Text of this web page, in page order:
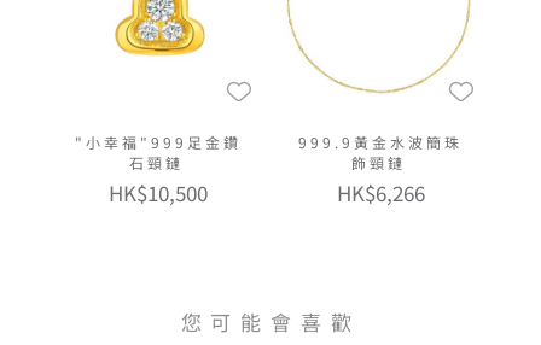
"小幸福"999足金鑽
石頸鏈
HK$10,500
999.9黃金水波簡珠
飾頸鏈
HK$6,266
您可能會喜歡